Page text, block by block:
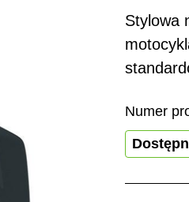
Stylowa
Numer